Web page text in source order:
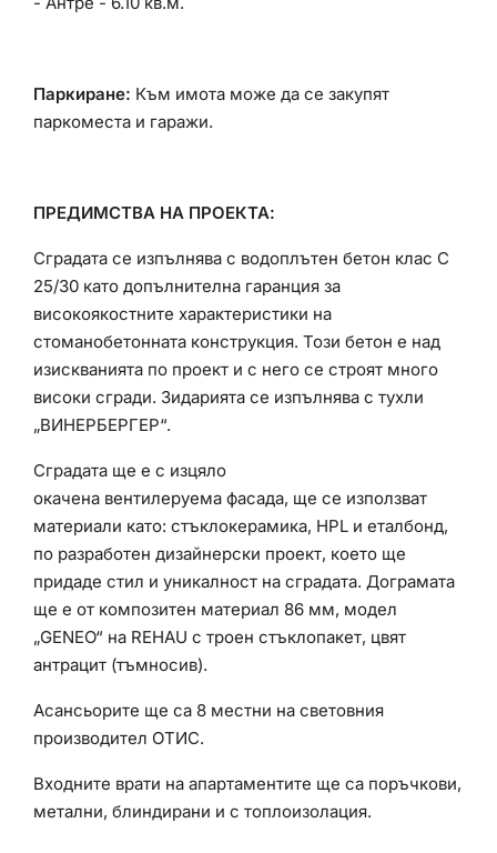
Паркиране: Към имота може да се закупят
паркоместа и гаражи.
ПРЕДИМСТВА НА ПРОЕКТА:
Сградата се изпълнява с водоплътен бетон клас С
25/30 като допълнителна гаранция за
високоякостните характеристики на
стоманобетонната конструкция. Този бетон е над
изискванията по проект и с него се строят много
високи сгради. Зидарията се изпълнява с тухли
„ВИНЕРБЕРГЕР“.
Сградата ще е с изцяло
окачена вентилеруема фасада, ще се използват
материали като: стъклокерамика, HPL и еталбонд,
по разработен дизайнерски проект, което ще
придаде стил и уникалност на сградата. Дограмата
ще е от композитен материал 86 мм, модел
„GENEO“ на REHAU с троен стъклопакет, цвят
антрацит (тъмносив).
Асансьорите ще са 8 местни на световния
производител ОТИС.
Входните врати на апартаментите ще са поръчкови,
метални, блиндирани и с топлоизолация.